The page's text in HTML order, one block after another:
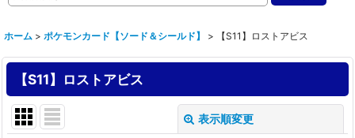
ホーム > ポケモンカード【ソード＆シールド】 > 【S11】ロストアビス
【S11】ロストアビス
表示順変更